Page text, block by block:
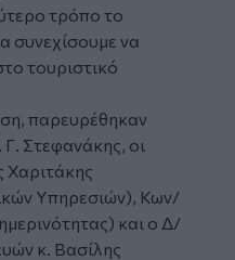
τρόπο το
συνεχίσουμε να
τουριστικό
παρευρέθηκαν
Στεφανάκης, οι
Χαριτάκης
Υπηρεσιών), Κων/
και ο Δ/
κ. Βασίλης